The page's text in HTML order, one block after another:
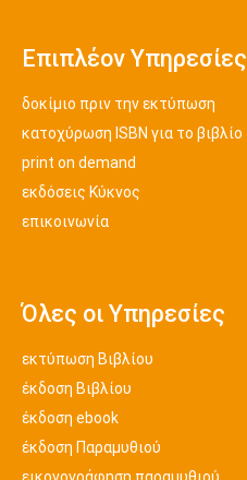
Επιπλέον Υπηρεσίες
δοκίμιο πριν την εκτύπωση
κατοχύρωση ISBN για το βιβλίο
print on demand
εκδόσεις Κύκνος
επικοινωνία
Όλες οι Υπηρεσίες
εκτύπωση Βιβλίου
έκδοση Βιβλίου
έκδοση ebook
έκδοση Παραμυθιού
εικονογράφηση παραμυθιού